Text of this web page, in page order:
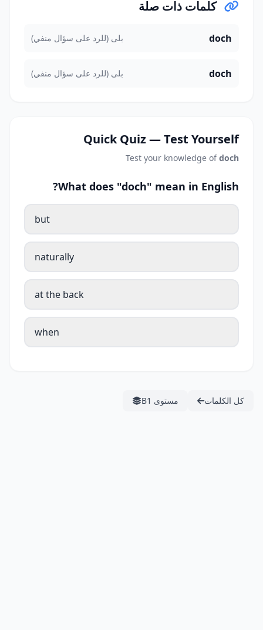
كلمات ذات صلة
doch بلى (للرد على سؤال منفي)
doch بلى (للرد على سؤال منفي)
Quick Quiz — Test Yourself
Test your knowledge ofdoch
What does "doch" mean in English?
but
naturally
at the back
when
كل الكلمات مستوى B1